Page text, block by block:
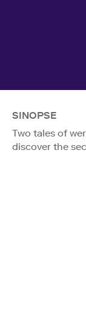
SINOPSE
Two tales of
discover the